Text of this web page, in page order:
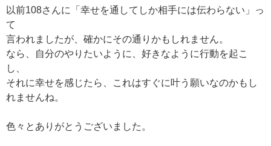
以前108さんに「幸せを通してしか相手には伝わらない」っ
て
言われましたが、確かにその通りかもしれません。
なら、自分のやりたいように、好きなように行動を起こ
し、
それに幸せを感じたら、これはすぐに叶う願いなのかもし
れませんね。
色々とありがとうございました。